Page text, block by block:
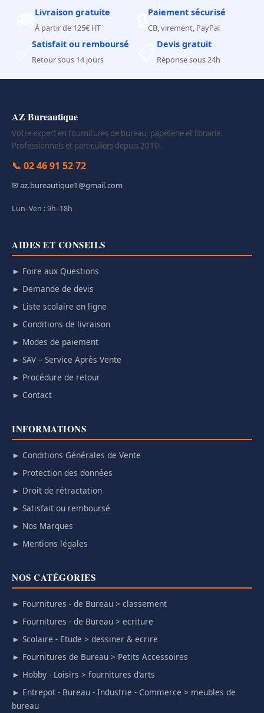
Livraison gratuite
À partir de 125€ HT
Paiement sécurisé
CB, virement, PayPal
Satisfait ou remboursé
Retour sous 14 jours
Devis gratuit
Réponse sous 24h
AZ Bureautique
Votre expert en fournitures de bureau, papeterie et librairie.
Professionnels et particuliers depuis 2010.
📞 02 46 91 52 72
✉ az.bureautique1@gmail.com
Lun–Ven : 9h–18h
AIDES ET CONSEILS
► Foire aux Questions
► Demande de devis
► Liste scolaire en ligne
► Conditions de livraison
► Modes de paiement
► SAV – Service Après Vente
► Procédure de retour
► Contact
INFORMATIONS
► Conditions Générales de Vente
► Protection des données
► Droit de rétractation
► Satisfait ou remboursé
► Nos Marques
► Mentions légales
NOS CATÉGORIES
► Fournitures - de Bureau > classement
► Fournitures - de Bureau > ecriture
► Scolaire - Etude > dessiner & ecrire
► Fournitures de Bureau > Petits Accessoires
► Hobby - Loisirs > fournitures d'arts
► Entrepot - Bureau - Industrie - Commerce > meubles de
bureau